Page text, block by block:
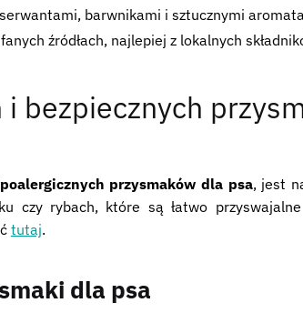
barwnikami i sztucznymi
źródłach, najlepiej z lokalnych
bezpiecznych
przysmaków dla psa, jest
czy rybach, które są łatwo
tutaj.
dla psa